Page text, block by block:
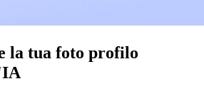
la tua foto profilo